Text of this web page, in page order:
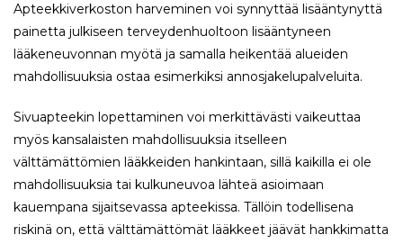
Apteekkiverkoston harveminen voi synnyttää lisääntynyttä
painetta julkiseen terveydenhuoltoon lisääntyneen
lääkeneuvonnan myötä ja samalla heikentää alueiden
mahdollisuuksia ostaa esimerkiksi annosjakelupalveluita.
Sivuapteekin lopettaminen voi merkittävästi vaikeuttaa
myös kansalaisten mahdollisuuksia itselleen
välttämättömien lääkkeiden hankintaan, sillä kaikilla ei ole
mahdollisuuksia tai kulkuneuvoa lähteä asioimaan
kauempana sijaitsevassa apteekissa. Tällöin todellisena
riskinä on, että välttämättömät lääkkeet jäävät hankkimatta